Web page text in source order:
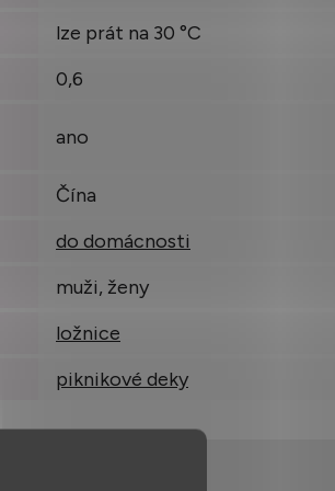
lze prát na 30 °C
0,6
ano
Čína
do domácnosti
muži, ženy
ložnice
piknikové deky